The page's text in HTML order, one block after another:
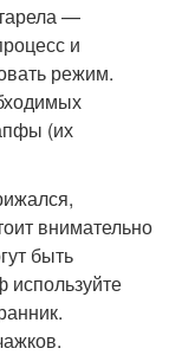
—
и
режим.
(их
внимательно
быть